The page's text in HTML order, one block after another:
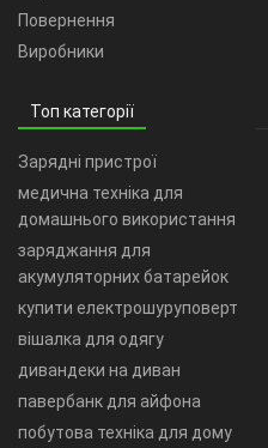
Повернення
Виробники
Топ категорії
Зарядні пристрої
медична техніка для
домашнього використання
заряджання для
акумуляторних батарейок
купити електрошуруповерт
вішалка для одягу
дивандеки на диван
павербанк для айфона
побутова техніка для дому